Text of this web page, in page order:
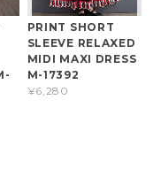
PRINT SHORT
SLEEVE RELAXED
MIDI MAXI DRESS
M-17392
¥6,280